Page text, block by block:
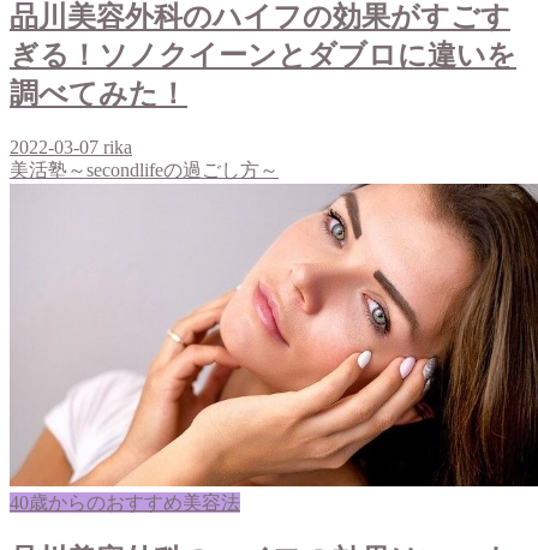
品川美容外科のハイフの効果がすごす
ぎる！ソノクイーンとダブロに違いを
調べてみた！
2022-03-07 rika
美活塾～secondlifeの過ごし方～
40歳からのおすすめ美容法